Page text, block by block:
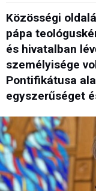
Közösségi
pápa
és hivatalban
személyisége
Pontifikátusa
egyszerűséget